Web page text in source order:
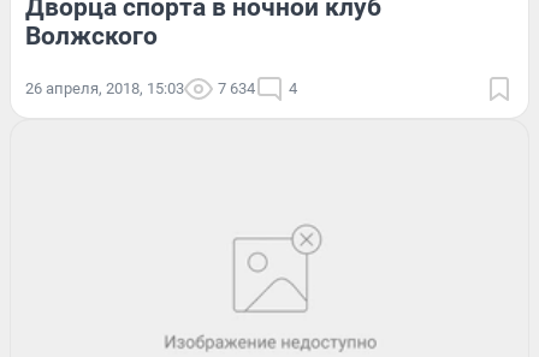
Дворца спорта в ночной клуб
Волжского
26 апреля, 2018, 15:03 7 634 4